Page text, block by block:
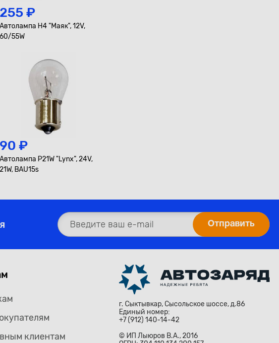
255 ₽
Автолампа H4 "Маяк", 12V,
60/55W
90 ₽
Автолампа P21W "Lynx", 24V,
21W, BAU15s
клиентам
г. Сыктывкар, Сысольское шоссе, д.86
Единый номер:
+7 (912) 140-14-42
© ИП Лыюров В.А., 2016